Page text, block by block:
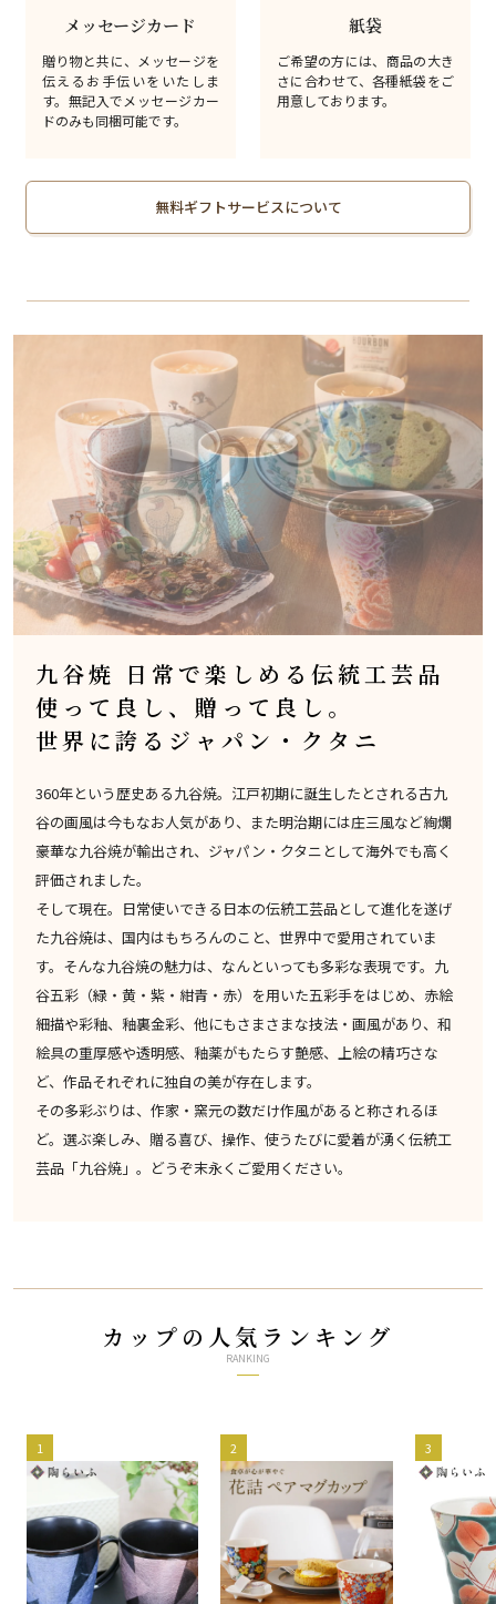
メッセージカード
贈り物と共に、メッセージを
伝えるお手伝いをいたしま
す。無記入でメッセージカー
ドのみも同梱可能です。
紙袋
ご希望の方には、商品の大き
さに合わせて、各種紙袋をご
用意しております。
無料ギフトサービスについて
九谷焼 日常で楽しめる伝統工芸品
使って良し、贈って良し。
世界に誇るジャパン・クタニ
360年という歴史ある九谷焼。江戸初期に誕生したとされる古九
谷の画風は今もなお人気があり、また明治期には庄三風など絢爛
豪華な九谷焼が輸出され、ジャパン・クタニとして海外でも高く
評価されました。
そして現在。日常使いできる日本の伝統工芸品として進化を遂げ
た九谷焼は、国内はもちろんのこと、世界中で愛用されていま
す。そんな九谷焼の魅力は、なんといっても多彩な表現です。九
谷五彩（緑・黄・紫・紺青・赤）を用いた五彩手をはじめ、赤絵
細描や彩釉、釉裏金彩、他にもさまさまな技法・画風があり、和
絵具の重厚感や透明感、釉薬がもたらす艶感、上絵の精巧さな
ど、作品それぞれに独自の美が存在します。
その多彩ぶりは、作家・窯元の数だけ作風があると称されるほ
ど。選ぶ楽しみ、贈る喜び、操作、使うたびに愛着が湧く伝統工
芸品「九谷焼」。どうぞ末永くご愛用ください。
カップの人気ランキング
RANKING
1 2 3